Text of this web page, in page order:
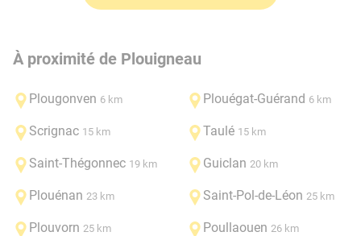
À proximité de Plouigneau
Plougonven 6 km Plouégat-Guérand 6 km
Scrignac 15 km Taulé 15 km
Saint-Thégonnec 19 km Guiclan 20 km
Plouénan 23 km Saint-Pol-de-Léon 25 km
Plouvorn 25 km Poullaouen 26 km